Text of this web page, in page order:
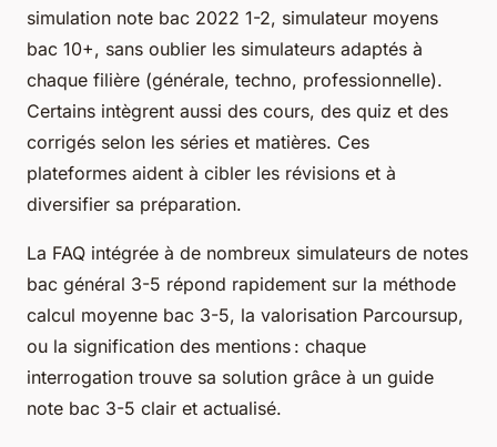
simulation note bac 2022 1-2, simulateur moyens
bac 10+, sans oublier les simulateurs adaptés à
chaque filière (générale, techno, professionnelle).
Certains intègrent aussi des cours, des quiz et des
corrigés selon les séries et matières. Ces
plateformes aident à cibler les révisions et à
diversifier sa préparation.
La FAQ intégrée à de nombreux simulateurs de notes
bac général 3-5 répond rapidement sur la méthode
calcul moyenne bac 3-5, la valorisation Parcoursup,
ou la signification des mentions : chaque
interrogation trouve sa solution grâce à un guide
note bac 3-5 clair et actualisé.